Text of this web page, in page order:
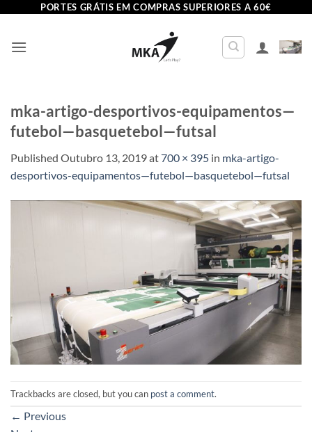
content
PORTES GRÁTIS EM COMPRAS SUPERIORES A 60€
mka-artigo-desportivos-equipamentos—
futebol—basquetebol—futsal
Published Outubro 13, 2019at700 × 395 in mka-artigo-
desportivos-equipamentos—futebol—basquetebol—futsal
Trackbacks are closed, but you can post a comment.
← Previous